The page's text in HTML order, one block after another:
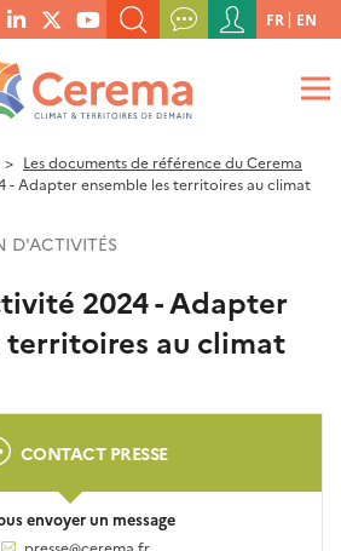
menu
social
links
PUBLICATION, ETC.
?
Menu
du
compte
de
FR EN
Les documents de référence du Cerema
- Adapter ensemble les territoires au climat
D'ACTIVITÉS
2024 - Adapter
territoires au climat
CONTACT PRESSE
envoyer un message
presse@cerema.fr